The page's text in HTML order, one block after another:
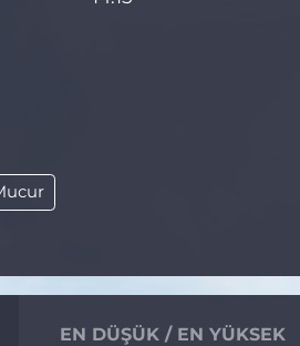
EN DÜŞÜK / EN YÜKSEK